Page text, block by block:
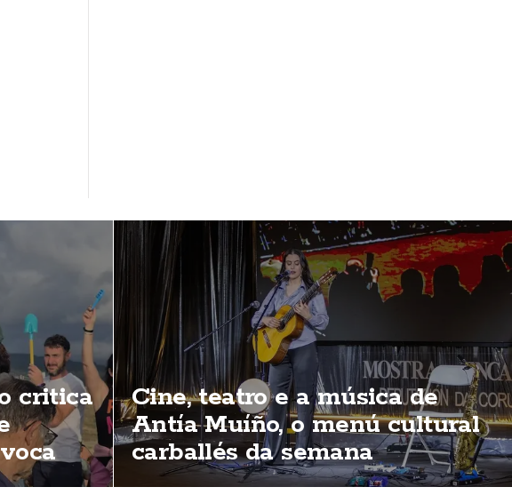
critica
Cine, teatro e a música de
Antía Muíño, o menú cultural
carballés da semana